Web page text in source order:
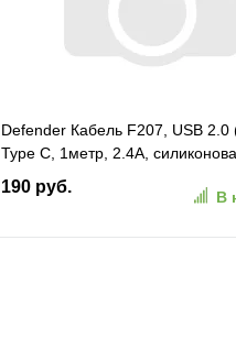
Defender Кабель F207, USB 2.0
Type C, 1метр, 2.4А,
оплетка, красный. (87106RED)
190 руб.
В